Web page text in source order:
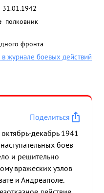
31.01.1942
полковник
фронта
в журнале боевых действий
Поделиться
декабрь 1941
боев
и решительно
вражеских узлов
и Андреаполе.